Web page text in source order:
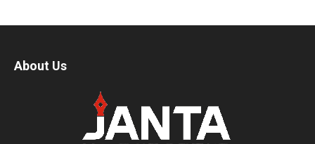
About Us